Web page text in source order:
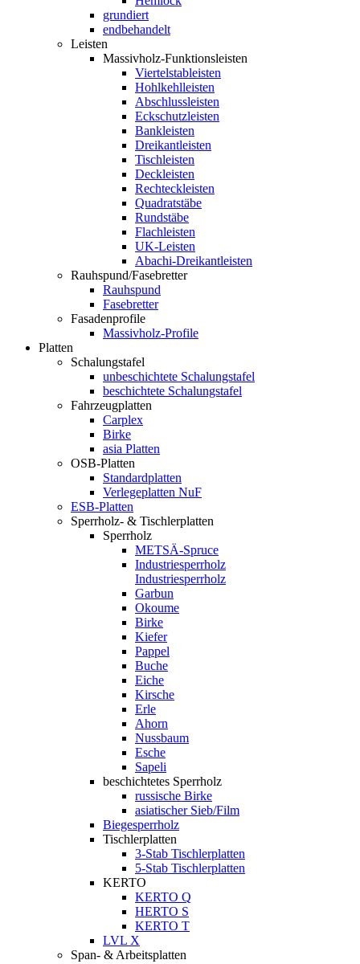
grundiert
endbehandelt
Leisten
Massivholz-Funktionsleisten
Viertelstableisten
Hohlkehlleisten
Abschlussleisten
Eckschutzleisten
Bankleisten
Dreikantleisten
Tischleisten
Deckleisten
Rechteckleisten
Quadratstäbe
Rundstäbe
Flachleisten
UK-Leisten
Abachi-Dreikantleisten
Rauhspund/Fasebretter
Rauhspund
Fasebretter
Fasadenprofile
Massivholz-Profile
Platten
Schalungstafel
unbeschichtete Schalungstafel
beschichtete Schalungstafel
Fahrzeugplatten
Carplex
Birke
asia Platten
OSB-Platten
Standardplatten
Verlegeplatten NuF
ESB-Platten
Sperrholz- & Tischlerplatten
Sperrholz
METSÄ-Spruce
Industriesperrholz
Industriesperrholz
Garbun
Okoume
Birke
Kiefer
Pappel
Buche
Eiche
Kirsche
Erle
Ahorn
Nussbaum
Esche
Sapeli
beschichtetes Sperrholz
russische Birke
asiatischer Sieb/Film
Biegesperrholz
Tischlerplatten
3-Stab Tischlerplatten
5-Stab Tischlerplatten
KERTO
KERTO Q
HERTO S
KERTO T
LVL X
Span- & Arbeitsplatten